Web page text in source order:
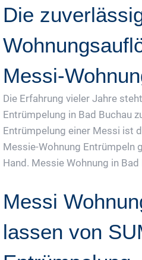
Die
Messi-
Die Erfahrung vieler Jahre
Entrümpelung in Bad Buchau
Entrümpelung einer Messi ist
Messie-Wohnung Entrümpeln
Hand. Messie Wohnung in Bad
Messi
lassen von